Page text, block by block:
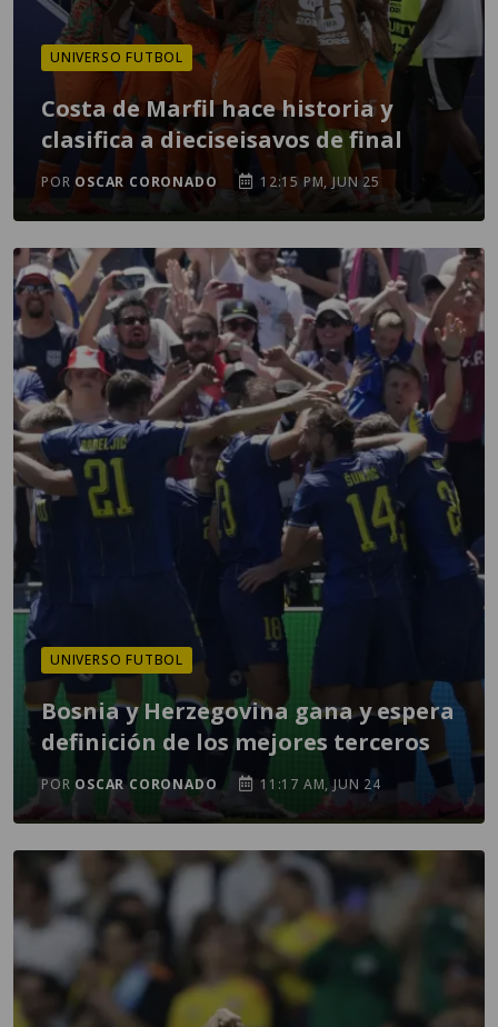
UNIVERSO FUTBOL
Costa de Marfil hace historia y
clasifica a dieciseisavos de final
POR OSCAR CORONADO 12:15 PM, JUN 25
UNIVERSO FUTBOL
Bosnia y Herzegovina gana y espera
definición de los mejores terceros
POR OSCAR CORONADO 11:17 AM, JUN 24